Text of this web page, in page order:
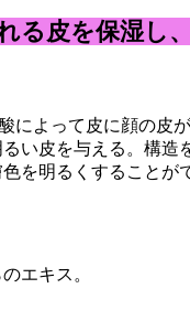
る皮を保湿し
によって皮に顔の皮
い皮を与える。構造
を明るくすることが
エキス。